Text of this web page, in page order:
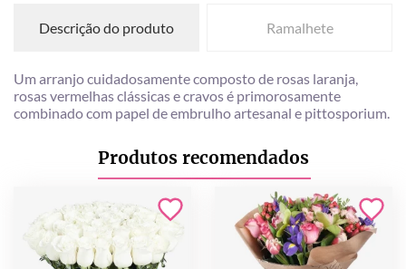
Descrição do produto Ramalhete
Um arranjo cuidadosamente composto de rosas laranja,
rosas vermelhas clássicas e cravos é primorosamente
combinado com papel de embrulho artesanal e pittosporium.
Produtos recomendados